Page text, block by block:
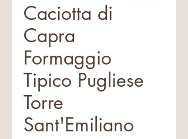
Caciotta di
Capra
Formaggio
Tipico Pugliese
Torre
Sant'Emiliano